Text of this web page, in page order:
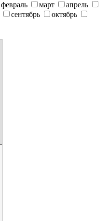
февраль март
апрель
сентябрь
октябрь